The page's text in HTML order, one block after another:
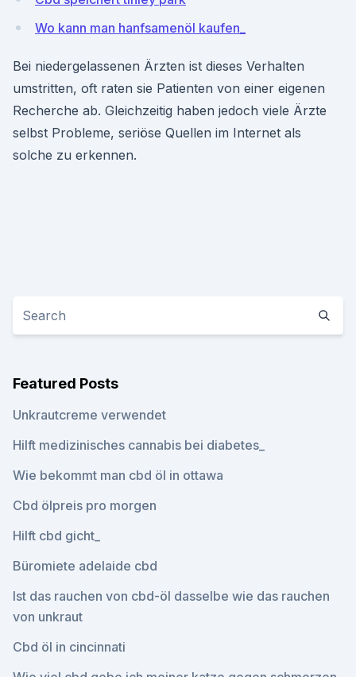
Wo kann man hanfsamenöl kaufen_
Bei niedergelassenen Ärzten ist dieses Verhalten
umstritten, oft raten sie Patienten von einer eigenen
Recherche ab. Gleichzeitig haben jedoch viele Ärzte
selbst Probleme, seriöse Quellen im Internet als
solche zu erkennen.
Featured Posts
Unkrautcreme verwendet
Hilft medizinisches cannabis bei diabetes_
Wie bekommt man cbd öl in ottawa
Cbd ölpreis pro morgen
Hilft cbd gicht_
Büromiete adelaide cbd
Ist das rauchen von cbd-öl dasselbe wie das rauchen
von unkraut
Cbd öl in cincinnati